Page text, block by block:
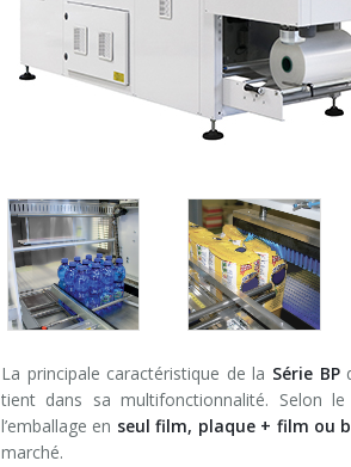
La principale caractéristique de la Série BP
tient dans sa multifonctionnalité. Selon
l’emballage en seul film, plaque + film ou
marché.